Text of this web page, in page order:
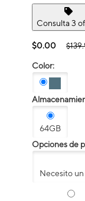
Consulta 3
$0.00
Color:
64GB
Opciones de
Necesito